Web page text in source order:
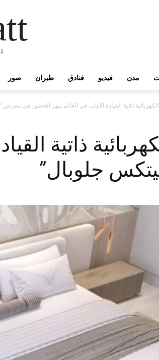
صور طيران فنادق فيديو مدن
ذاتية القيادة الأولى في العالم تبهر الحضور في
ذاتية
جلوبال”